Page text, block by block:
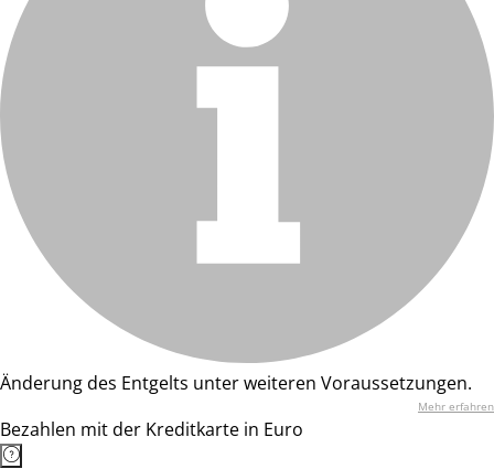
Änderung des Entgelts unter weiteren Voraussetzungen.
Mehr erfahren
Bezahlen mit der Kreditkarte in Euro